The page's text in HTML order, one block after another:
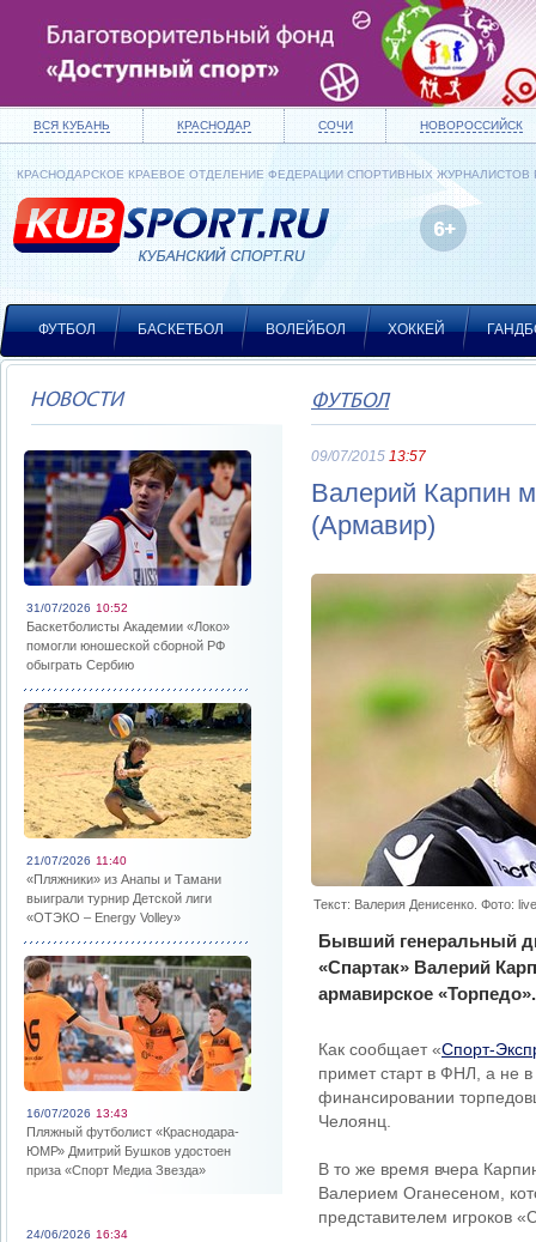
ВСЯ КУБАНЬ КРАСНОДАР СОЧИ НОВОРОССИЙСК
КРАСНОДАРСКОЕ КРАЕВОЕ ОТДЕЛЕНИЕ ФЕДЕРАЦИИ СПОРТИВНЫХ ЖУРНАЛИСТОВ
ФУТБОЛ БАСКЕТБОЛ ВОЛЕЙБОЛ ХОККЕЙ
НОВОСТИ
31/07/2026 10:52
Баскетболисты Академии «Локо»
помогли юношеской сборной РФ
обыграть Сербию
21/07/2026 11:40
«Пляжники» из Анапы и Тамани
выиграли турнир Детской лиги
«ОТЭКО – Energy Volley»
16/07/2026 13:43
Пляжный футболист «Краснодара-
ЮМР» Дмитрий Бушков удостоен
приза «Спорт Медиа Звезда»
24/06/2026 16:34
ФУТБОЛ
09/07/2015 13:57
Валерий Карпин
(Армавир)
Текст: Валерия Денисенко. Фото:
Бывший генеральный
«Спартак» Валерий
армавирское «Торпедо».
Как сообщает «Спорт-
примет старт в ФНЛ, а не в
финансировании
Челоянц.
В то же время вчера
Валерием Оганесеном,
представителем игроков